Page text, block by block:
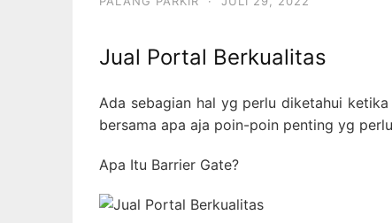
Jual Portal Berkualitas
Ada sebagian hal yg perlu diketahui
bersama apa aja poin-poin penting yg
Apa Itu Barrier Gate?